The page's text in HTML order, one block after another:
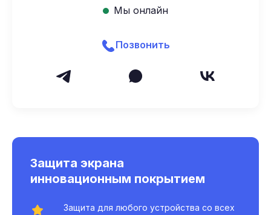
Мы онлайн
Позвонить
Защита экрана
инновационным покрытием
Защита для любого устройства со всех